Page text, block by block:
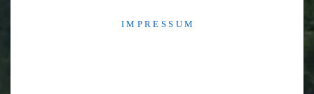
I M P R E S S U M